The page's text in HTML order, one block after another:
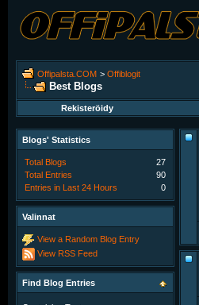
Offipalsta.COM > Offiblogit
Best Blogs
Rekisteröidy
Blogs' Statistics
Total Blogs
27
Total Entries
90
Entries in Last 24 Hours
0
Valinnat
View a Random Blog Entry
View RSS Feed
Find Blog Entries